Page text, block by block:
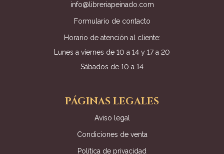
info@libreriapeinado.com
Formulario de contacto
Horario de atención al cliente:
Lunes a viernes de 10 a 14 y 17 a 20
Sábados de 10 a 14
PÁGINAS LEGALES
Aviso legal
Condiciones de venta
Política de privacidad